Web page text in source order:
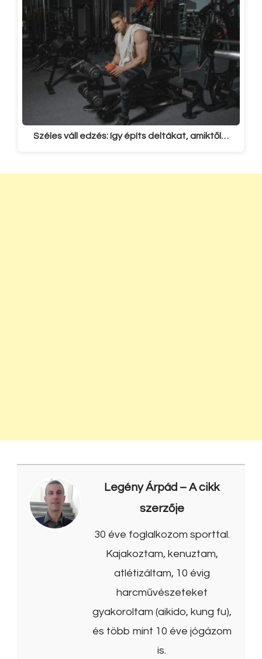
Széles váll edzés: így építs deltákat, amiktől…
Legény Árpád – A cikk
szerzője
30 éve foglalkozom sporttal.
Kajakoztam, kenuztam,
atlétizáltam, 10 évig
harcművészeteket
gyakoroltam (aikido, kung fu),
és több mint 10 éve jógázom
is.